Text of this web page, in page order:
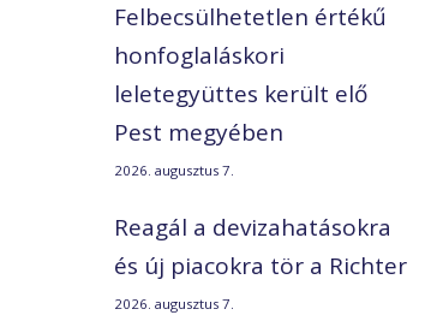
Felbecsülhetetlen értékű
honfoglaláskori
leletegyüttes került elő
Pest megyében
2026. augusztus 7.
Reagál a devizahatásokra
és új piacokra tör a Richter
2026. augusztus 7.